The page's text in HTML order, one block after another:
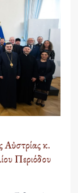
κ.
Περιόδου